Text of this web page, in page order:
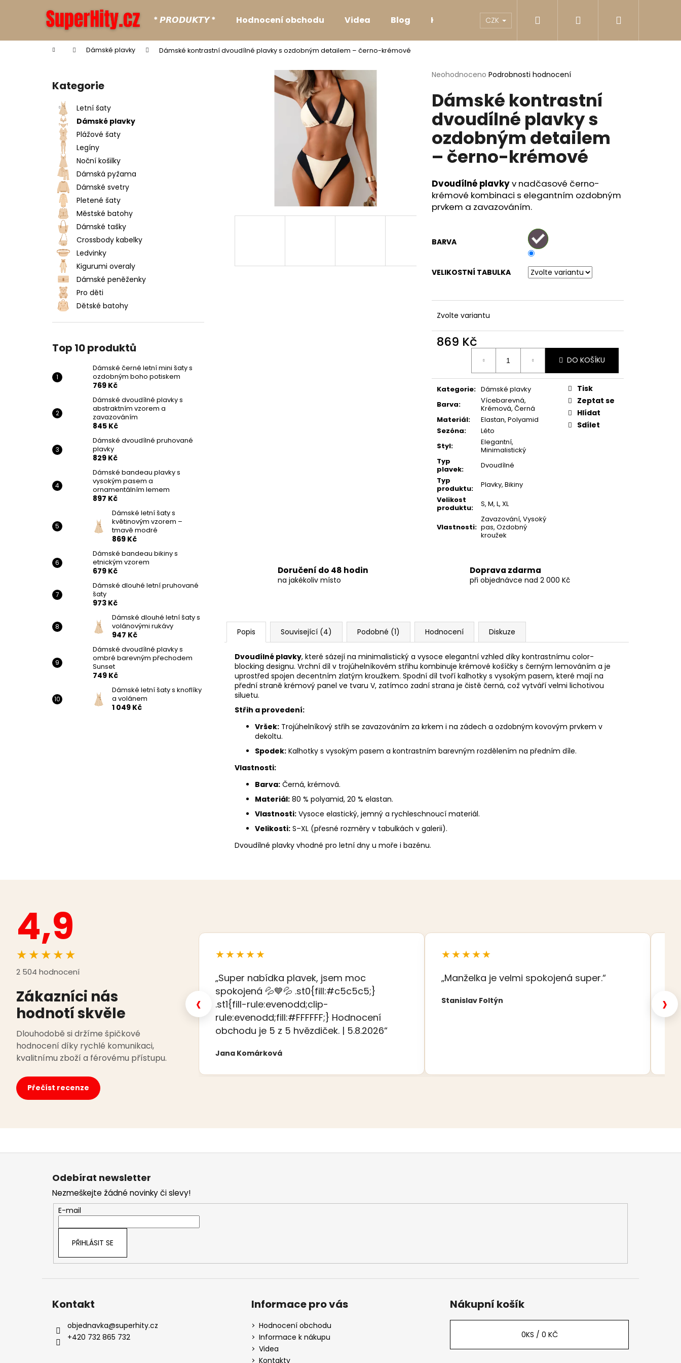
* 𝙋𝙍𝙊𝘿𝙐𝙆𝙏𝙔 * Hodnocení obchodu Videa Blog Kontakty Reklamace Obchodní podmínky
CZK Přihlášení
Domů Dámské plavky Dámské kontrastní dvoudílné plavky s ozdobným detailem – černo-krémové
Přeskočit
kategorie
Kategorie
Letní šaty
Dámské plavky
Plážové šaty
Legíny
Noční košilky
Dámská pyžama
Dámské svetry
Pletené šaty
Městské batohy
Dámské tašky
Crossbody kabelky
Ledvinky
Kigurumi overaly
Dámské peněženky
Pro děti
Dětské batohy
Top 10 produktů
Dámské černé letní mini šaty s
ozdobným boho potiskem
769 Kč
Dámské dvoudílné plavky s
abstraktním vzorem a
zavazováním
845 Kč
Dámské dvoudílné pruhované
plavky
829 Kč
Dámské bandeau plavky s
vysokým pasem a
ornamentálním lemem
897 Kč
Dámské letní šaty s
květinovým vzorem –
tmavě modré
869 Kč
Dámské bandeau bikiny s
etnickým vzorem
679 Kč
Dámské dlouhé letní pruhované
šaty
973 Kč
Dámské dlouhé letní šaty s
volánovými rukávy
947 Kč
Dámské dvoudílné plavky s
ombré barevným přechodem
Sunset
749 Kč
Dámské letní šaty s knoflíky
a volánem
1 049 Kč
Průměrné
produktu
je
0,0
z
5
hvězdiček.
Neohodnoceno Podrobnosti hodnocení
Dámské kontrastní
dvoudílné plavky s
ozdobným detailem
– černo-krémové
Dvoudílné plavkyv nadčasové černo-
krémové kombinaci s elegantním ozdobným
prvkem a zavazováním.
BARVA
VELIKOSTNÍ TABULKA
Zvolte variantu
869 Kč
DO KOŠÍKU
Kategorie: Dámské plavky
Barva:
Vícebarevná,
Krémová, Černá
Materiál:
Elastan, Polyamid
Sezóna:
Léto
Styl:
Elegantní,
Minimalistický
Typ
plavek:
Dvoudílné
Typ
produktu:
Plavky, Bikiny
Velikost
produktu: S, M, L, XL
Vlastnosti:
Zavazování, Vysoký
pas, Ozdobný
kroužek
Tisk
Zeptat se
Hlídat
Sdílet
Doručení do 48 hodin
na jakékoliv místo
Doprava zdarma
při objednávce nad 2 000 Kč
Popis Související (4) Podobné (1) Hodnocení Diskuze
Dvoudílné plavky, které sázejí na minimalistický a vysoce elegantní vzhled díky kontrastnímu color-
blocking designu. Vrchní díl v trojúhelníkovém střihu kombinuje krémové košíčky s černým lemováním a je
uprostřed spojen decentním zlatým kroužkem. Spodní díl tvoří kalhotky s vysokým pasem, které mají na
přední straně krémový panel ve tvaru V, zatímco zadní strana je čistě černá, což vytváří velmi lichotivou
siluetu.
Střih a provedení:
Vršek: Trojúhelníkový střih se zavazováním za krkem i na zádech a ozdobným kovovým prvkem v
dekoltu.
Spodek: Kalhotky s vysokým pasem a kontrastním barevným rozdělením na předním díle.
Vlastnosti:
Barva: Černá, krémová.
Materiál: 80 % polyamid, 20 % elastan.
Vlastnosti: Vysoce elastický, jemný a rychleschnoucí materiál.
Velikosti: S–XL (přesné rozměry v tabulkách v galerii).
Dvoudílné plavky vhodné pro letní dny u moře i bazénu.
í
Zpět
do
Zpět
do
Co potřebujete najít?
Doporučujeme
Následující
DÁMSKÉ ČERNÉ LETNÍ MINI ŠATY S
OZDOBNÝM BOHO POTISKEM
769 Kč
4,9
★★★★★
2 504 hodnocení
Zákazníci nás
hodnotí skvěle
Dlouhodobě si držíme špičkové
hodnocení díky rychlé komunikaci,
kvalitnímu zboží a férovému přístupu.
Přečíst recenze
‹
★★★★★
„Super nabídka plavek, jsem moc
spokojená 💦💙💦 .st0{fill:#c5c5c5;}
.st1{fill-rule:evenodd;clip-
rule:evenodd;fill:#FFFFFF;} Hodnocení
obchodu je 5 z 5 hvězdiček. | 5.8.2026“
Jana Komárková
★★★★★
„Manželka je velmi spokojená super.“
Stanislav Foltýn ›
Z
Odebírat newsletter
Nezmeškejte žádné novinky či slevy!
E-mail
PŘIHLÁSIT SE
Kontakt
objednavka@superhity.cz
+420 732 865 732
Informace pro vás
Hodnocení obchodu
Informace k nákupu
Videa
Kontakty
Nákupní košík
0KS / 0 KČ